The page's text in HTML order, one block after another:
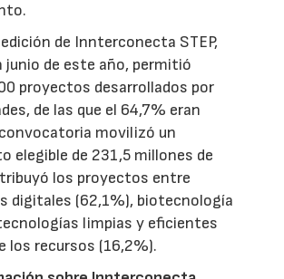
de Innterconecta STEP,
junio de este año, permitió
proyectos desarrollados por
de las que el 64,7% eran
movilizó un
elegible de 231,5 millones de
los proyectos entre
digitales (62,1%), biotecnología
limpias y eficientes
los recursos (16,2%).